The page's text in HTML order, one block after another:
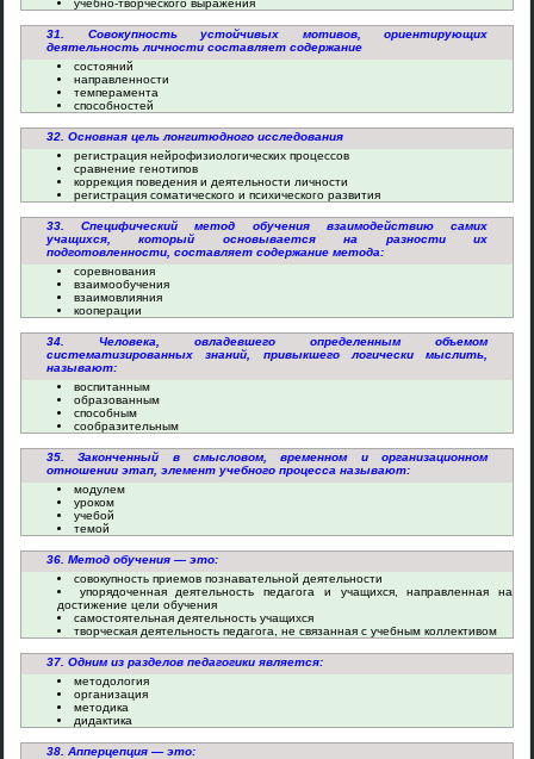
учебно-творческого выражения
31. Совокупность устойчивых мотивов, ориентирующих
деятельность личности составляет содержание
состояний
направленности
темперамента
способностей
32. Основная цель лонгитюдного исследования
регистрация нейрофизиологических процессов
сравнение генотипов
коррекция поведения и деятельности личности
регистрация соматического и психического развития
33. Специфический метод обучения взаимодействию самих
учащихся, который основывается на разности их
подготовленности, составляет содержание метода:
соревнования
взаимообучения
взаимовлияния
кооперации
34. Человека, овладевшего определенным объемом
систематизированных знаний, привыкшего логически мыслить,
называют:
воспитанным
образованным
способным
сообразительным
35. Законченный в смысловом, временном и организационном
отношении этап, элемент учебного процесса называют:
модулем
уроком
учебой
темой
36. Метод обучения — это:
совокупность приемов познавательной деятельности
упорядоченная деятельность педагога и учащихся, направленная на
достижение цели обучения
самостоятельная деятельность учащихся
творческая деятельность педагога, не связанная с учебным коллективом
37. Одним из разделов педагогики является:
методология
организация
методика
дидактика
38. Апперцепция — это: